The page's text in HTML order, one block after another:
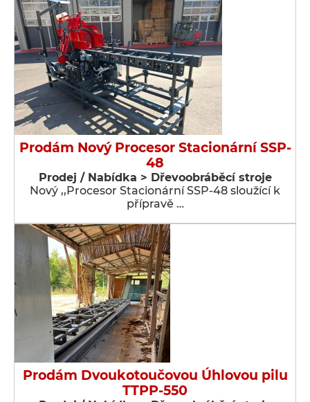
Prodám Nový Procesor Stacionární SSP-
48
Prodej / Nabídka > Dřevoobráběcí stroje
Nový ,,Procesor Stacionární SSP-48 sloužící k
přípravě …
Prodám Dvoukotoučovou Úhlovou pilu
TTPP-550